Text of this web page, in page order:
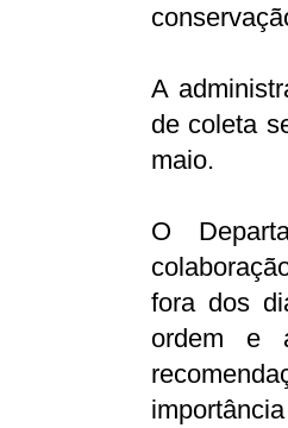
A
de coleta
maio.
O
fora dos
ordem e